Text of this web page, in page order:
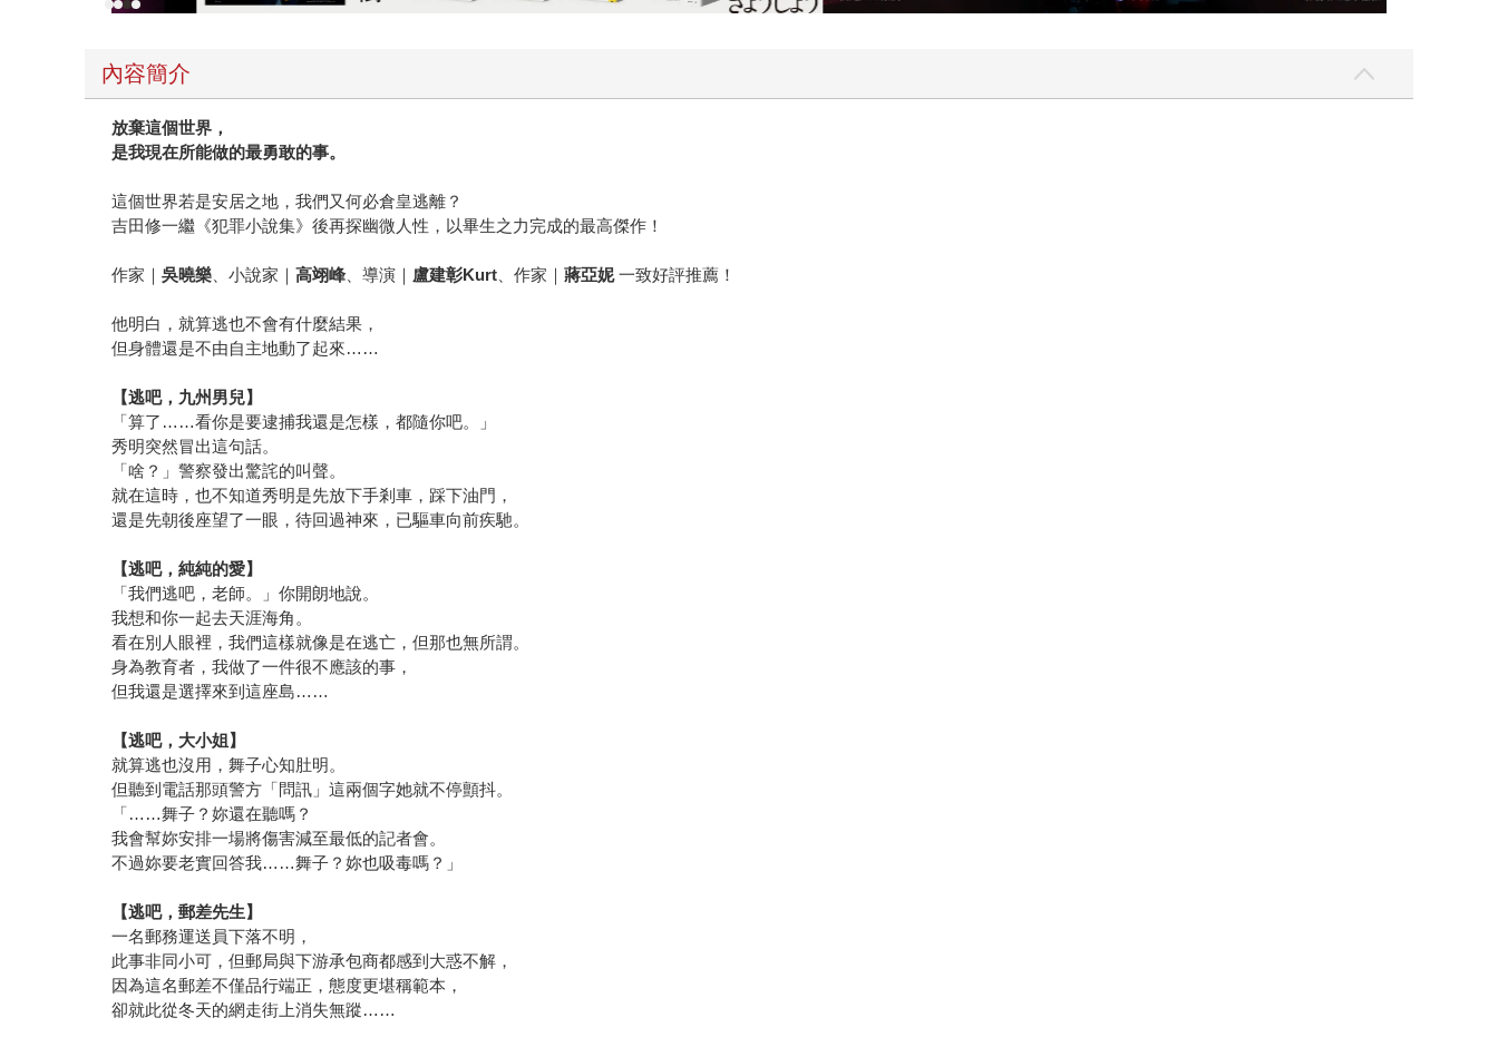
內容簡介
放棄這個世界，
是我現在所能做的最勇敢的事。
這個世界若是安居之地，我們又何必倉皇逃離？
吉田修一繼《犯罪小說集》後再探幽微人性，以畢生之力完成的最高傑作！
作家｜吳曉樂 、小說家｜高翊峰、導演｜ 盧建彰Kurt 、作家｜蔣亞妮一致好評推薦！
他明白，就算逃也不會有什麼結果，
但身體還是不由自主地動了起來……
【逃吧，九州男兒】
「算了……看你是要逮捕我還是怎樣，都隨你吧。」
秀明突然冒出這句話。
「啥？」警察發出驚詫的叫聲。
就在這時，也不知道秀明是先放下手剎車，踩下油門，
還是先朝後座望了一眼，待回過神來，已驅車向前疾馳。
【逃吧，純純的愛】
「我們逃吧，老師。」你開朗地說。
我想和你一起去天涯海角。
看在別人眼裡，我們這樣就像是在逃亡，但那也無所謂。
身為教育者，我做了一件很不應該的事，
但我還是選擇來到這座島……
【逃吧，大小姐】
就算逃也沒用，舞子心知肚明。
但聽到電話那頭警方「問訊」這兩個字她就不停顫抖。
「……舞子？妳還在聽嗎？
我會幫妳安排一場將傷害減至最低的記者會。
不過妳要老實回答我……舞子？妳也吸毒嗎？」
【逃吧，郵差先生】
一名郵務運送員下落不明，
此事非同小可，但郵局與下游承包商都感到大惑不解，
因為這名郵差不僅品行端正，態度更堪稱範本，
卻就此從冬天的網走街上消失無蹤……